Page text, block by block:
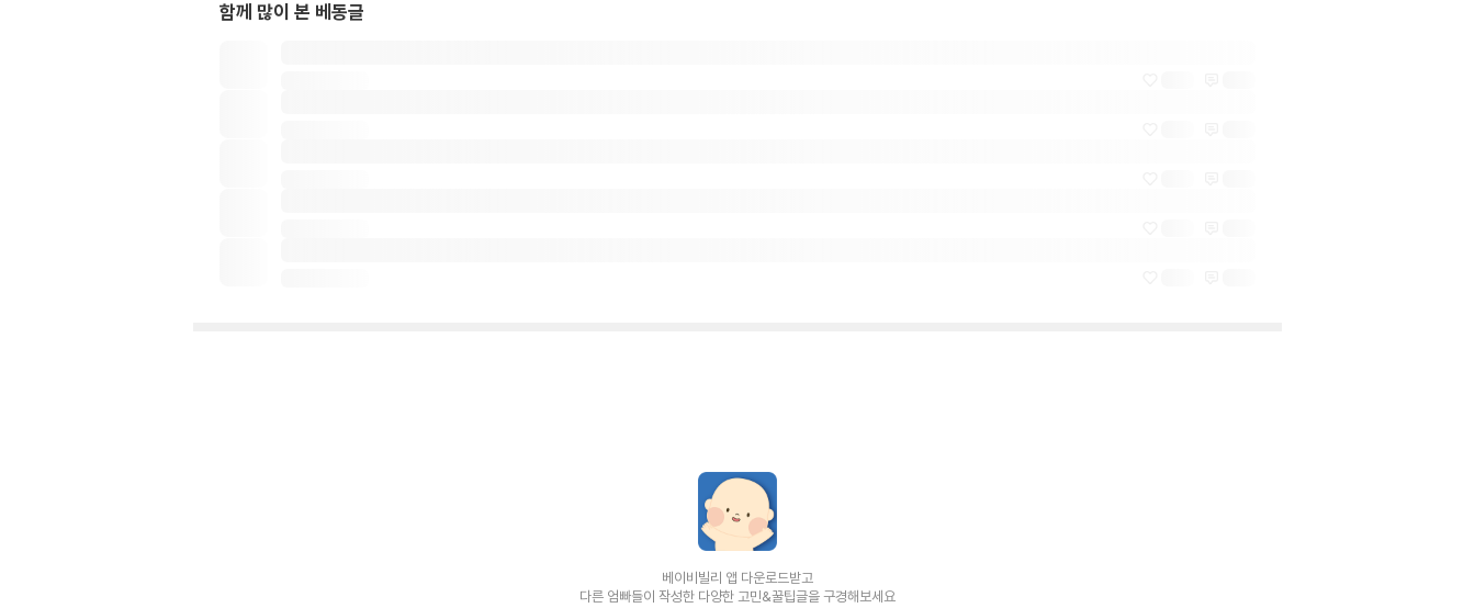
함께 많이 본 베동글
베이비빌리 앱 다운로드받고
다른 엄빠들이 작성한 다양한 고민&꿀팁글을 구경해보세요